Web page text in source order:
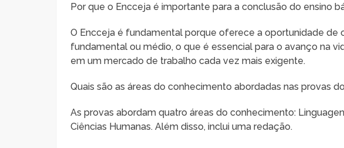
Por que o Encceja é importante para a conclusão do ensino
O Encceja é fundamental porque oferece a oportunidade de
fundamental ou médio, o que é essencial para o avanço na
em um mercado de trabalho cada vez mais exigente.
Quais são as áreas do conhecimento abordadas nas provas
As provas abordam quatro áreas do conhecimento:
Ciências Humanas. Além disso, inclui uma redação.